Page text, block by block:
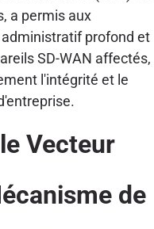
a permis aux
profond et
SD-WAN affectés,
l'intégrité et le
Vecteur
de